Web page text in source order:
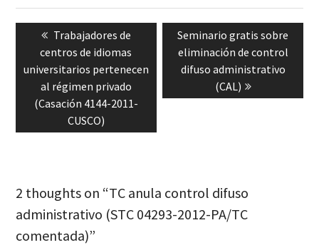
entradas
Previous
post:
Trabajadores de
centros de idiomas
universitarios pertenecen
al régimen privado
(Casación 4144-2011-
CUSCO)
Next
post:
Seminario gratis sobre
eliminación de control
difuso administrativo
(CAL)
2 thoughts on “TC anula control difuso
administrativo (STC 04293-2012-PA/TC
comentada)”